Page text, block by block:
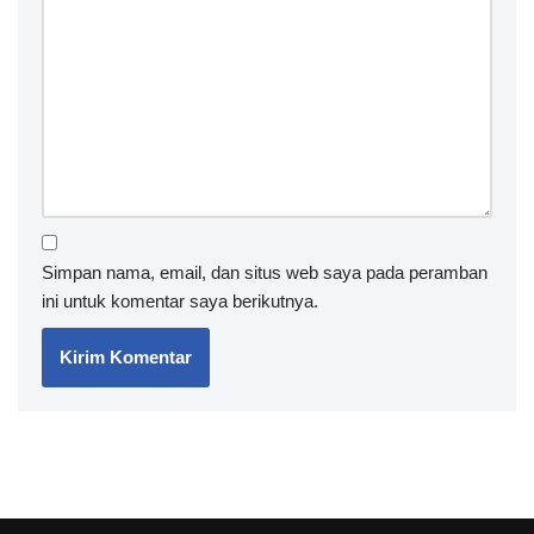
Simpan nama, email, dan situs web saya pada peramban
ini untuk komentar saya berikutnya.